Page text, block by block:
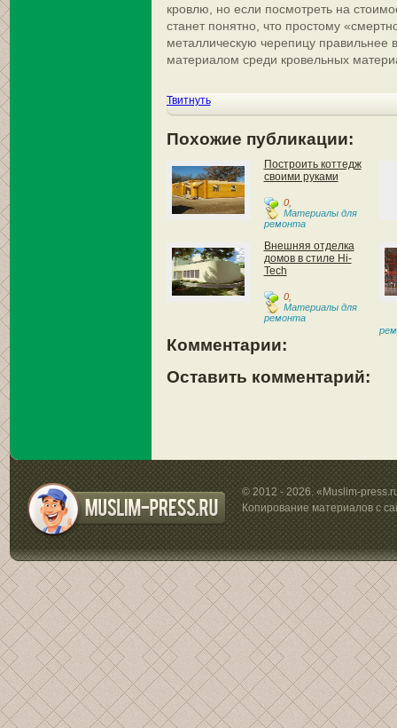
кровлю, но если посмотреть на
станет понятно, что простому
металлическую черепицу правильнее
материалом среди кровельных
Твитнуть
Похожие публикации:
Построить коттедж
своими руками
0,
Материалы для
ремонта
Внешняя отделка
домов в стиле Hi-
Tech
0,
Материалы для
ремонта
Комментарии:
Оставить комментарий:
© 2012 - 2026. «Muslim-
Копирование материалов с